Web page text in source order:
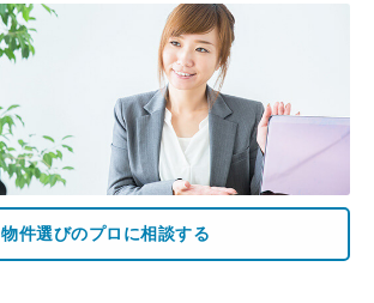
物件選びのプロに相談する